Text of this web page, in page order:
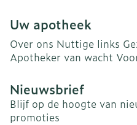
Uw apotheek
Over ons Nuttige links
Apotheker van wacht
Nieuwsbrief
Blijf op de hoogte van
promoties